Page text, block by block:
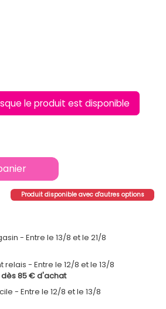
le produit est disponible
Produit disponible avec d'autres options
Entre le 13/8 et le 21/8
relais
Entre le 12/8 et le 13/8
dès 85 € d'achat
Entre le 12/8 et le 13/8